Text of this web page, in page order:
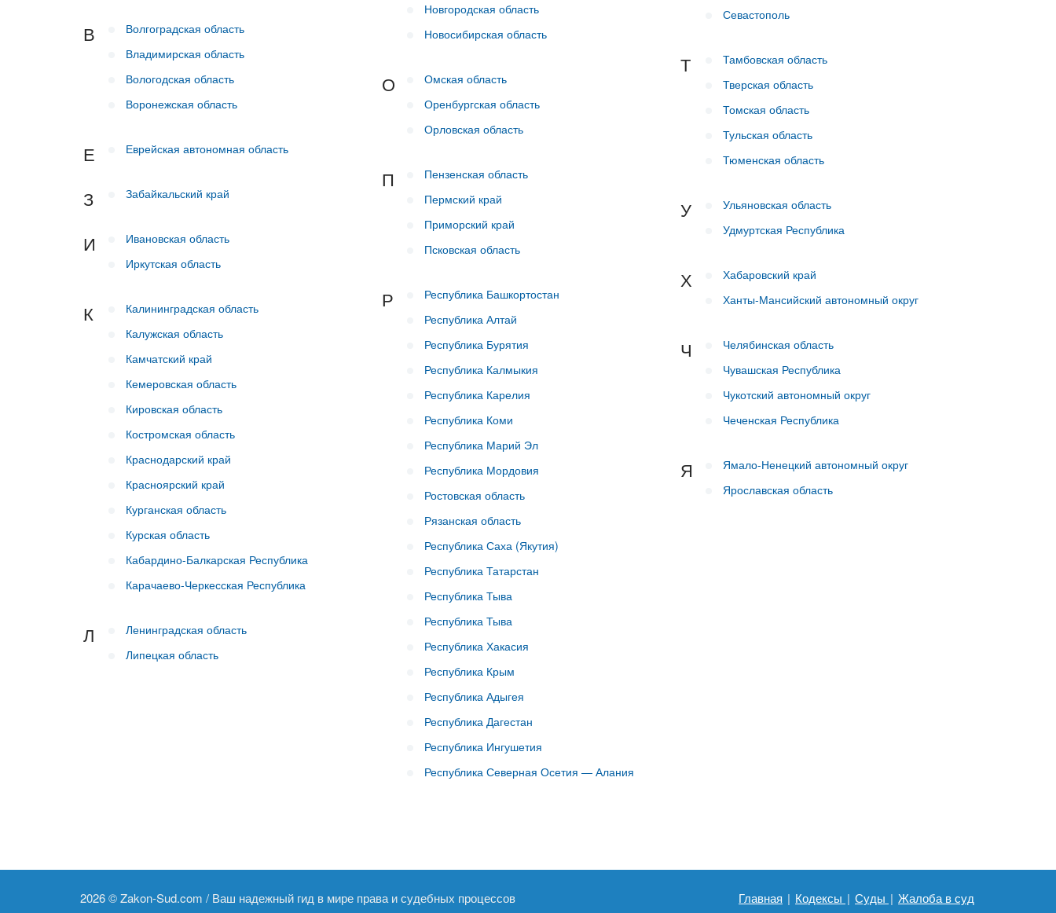
В
Волгоградская область
Владимирская область
Вологодская область
Воронежская область
Е Еврейская автономная область
З Забайкальский край
И
Ивановская область
Иркутская область
К
Калининградская область
Калужская область
Камчатский край
Кемеровская область
Кировская область
Костромская область
Краснодарский край
Красноярский край
Курганская область
Курская область
Кабардино-Балкарская Республика
Карачаево-Черкесская Республика
Л
Ленинградская область
Липецкая область
Новгородская область
Новосибирская область
О
Омская область
Оренбургская область
Орловская область
П
Пензенская область
Пермский край
Приморский край
Псковская область
Р
Республика Башкортостан
Республика Алтай
Республика Бурятия
Республика Калмыкия
Республика Карелия
Республика Коми
Республика Марий Эл
Республика Мордовия
Ростовская область
Рязанская область
Республика Саха (Якутия)
Республика Татарстан
Республика Тыва
Республика Тыва
Республика Хакасия
Республика Крым
Республика Адыгея
Республика Дагестан
Республика Ингушетия
Республика Северная Осетия — Алания
Севастополь
Т
Тамбовская область
Тверская область
Томская область
Тульская область
Тюменская область
У
Ульяновская область
Удмуртская Республика
Х
Хабаровский край
Ханты-Мансийский автономный округ
Ч
Челябинская область
Чувашская Республика
Чукотский автономный округ
Чеченская Республика
Я
Ямало-Ненецкий автономный округ
Ярославская область
2026 ©Zakon-Sud.com / Ваш надежный гид в мире права и судебных процессов Главная | Кодексы | Суды | Жалоба в суд